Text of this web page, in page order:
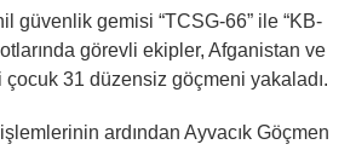
güvenlik gemisi “TCSG-66” ile “KB-
görevli ekipler, Afganistan ve
çocuk 31 düzensiz göçmeni yakaladı.
ardından Ayvacık Göçmen